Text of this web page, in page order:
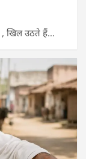
, खिल उठते हैं…